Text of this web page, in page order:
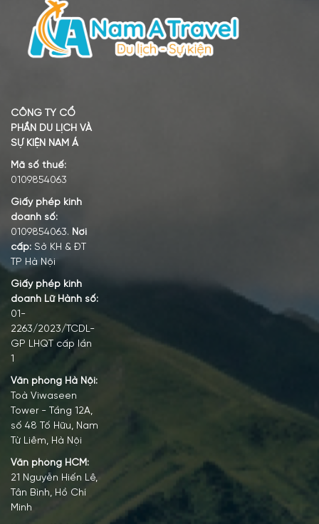
CÔNG TY CỔ
PHẦN DU LỊCH VÀ
SỰ KIỆN NAM Á
Mã số thuế:
0109854063
Giấy phép kinh
doanh số:
0109854063. Nơi
cấp: Sở KH & ĐT
TP Hà Nội
Giấy phép kinh
doanh Lữ Hành số:
01-
2263/2023/TCDL-
GP LHQT cấp lần
1
Văn phòng Hà Nội:
Toà Viwaseen
Tower - Tầng 12A,
số 48 Tố Hữu, Nam
Từ Liêm, Hà Nội
Văn phòng HCM:
21 Nguyễn Hiến Lê,
Tân Bình, Hồ Chí
Minh